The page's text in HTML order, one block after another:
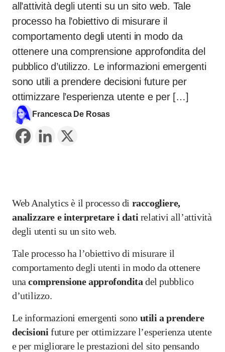
all’attività degli utenti su un sito web. Tale
processo ha l’obiettivo di misurare il
comportamento degli utenti in modo da
ottenere una comprensione approfondita del
pubblico d’utilizzo. Le informazioni emergenti
sono utili a prendere decisioni future per
ottimizzare l’esperienza utente e per […]
Francesca De Rosas
Web Analytics è il processo di raccogliere,
analizzare e interpretare i dati relativi all’attività
degli utenti su un sito web.
Tale processo ha l’obiettivo di misurare il
comportamento degli utenti in modo da ottenere
unacomprensione approfondita del pubblico
d’utilizzo.
Le informazioni emergenti sono utili a prendere
decisioni future per ottimizzare l’esperienza utente
e per migliorare le prestazioni del sito pensando